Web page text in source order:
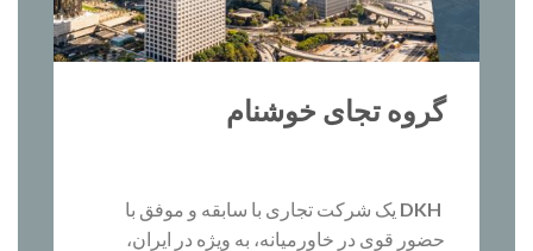
گروه تجای خوشنام
DKH یک شرکت تجاری با سابقه و موفق با
حضور قوی در خاورمیانه، به ویژه در ایران،